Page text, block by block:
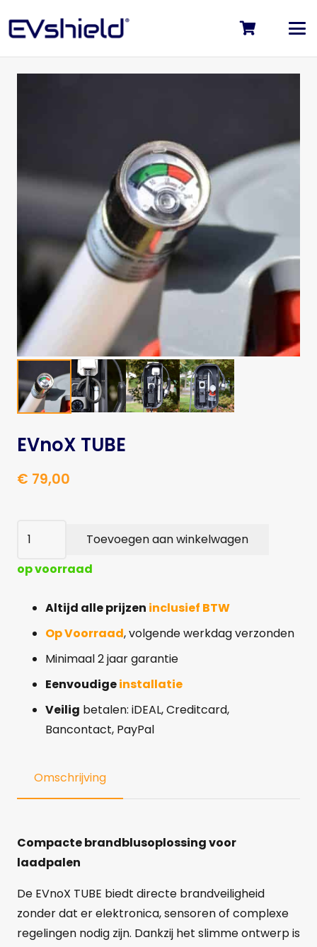
EVnoX TUBE
€ 79,00
TUBE
aantal
Toevoegen aan winkelwagen
op voorraad
Altijd alle prijzen inclusief BTW
Op Voorraad, volgende werkdag verzonden
Minimaal 2 jaar garantie
Eenvoudigeinstallatie
Veilig betalen: iDEAL, Creditcard,
Bancontact, PayPal
Omschrijving
Compacte brandblusoplossing voor
laadpalen
De EVnoX TUBE biedt directe brandveiligheid
zonder dat er elektronica, sensoren of complexe
regelingen nodig zijn. Dankzij het slimme ontwerp is